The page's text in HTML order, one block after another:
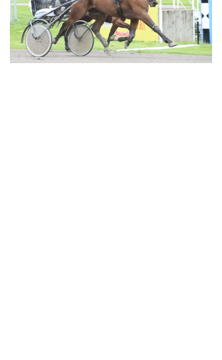
Kontakt
Styrelsen
Åby Trav­sällskap
Intresseföreningar
Press